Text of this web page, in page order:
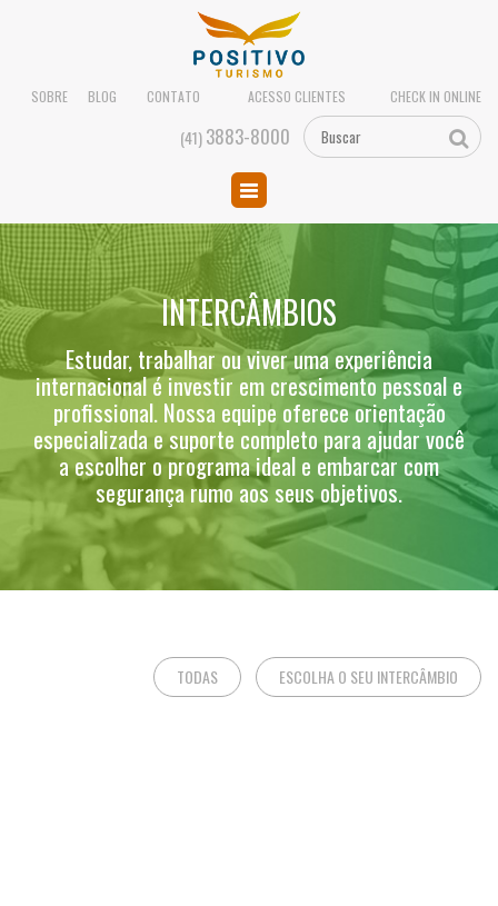
SOBRE BLOG CONTATO ACESSO CLIENTES CHECK IN ONLINE
(41)3883-8000
INTERCÂMBIOS
Estudar, trabalhar ou viver uma experiência
internacional é investir em crescimento pessoal e
profissional. Nossa equipe oferece orientação
especializada e suporte completo para ajudar você
a escolher o programa ideal e embarcar com
segurança rumo aos seus objetivos.
TODAS ESCOLHA O SEU INTERCÂMBIO